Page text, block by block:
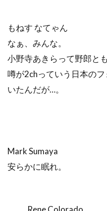
もねす なてゃん
なぁ、みんな。
小野寺あきらって野郎と
噂が2chっていう日本の
いたんだが…。
Mark Sumaya
安らかに眠れ。